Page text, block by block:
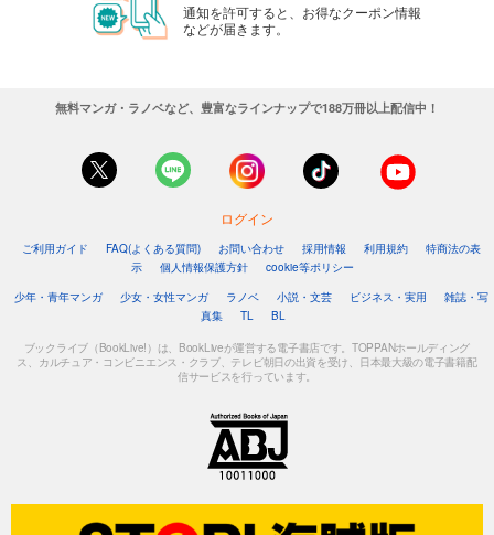
通知を許可すると、お得なクーポン情報
などが届きます。
無料マンガ・ラノベなど、豊富なラインナップで188万冊以上配信中！
ログイン
ご利用ガイド FAQ(よくある質問) お問い合わせ 採用情報 利用規約
特商法の表
示
個人情報保護方針
cookie等ポリシー
少年・青年マンガ
少女・女性マンガ ラノベ 小説・文芸 ビジネス・実用
雑誌・写
真集
TL BL
ブックライブ（BookLive!）は、BookLiveが運営する電子書店です。TOPPANホールディング
ス、カルチュア・コンビニエンス・クラブ、テレビ朝日の出資を受け、日本最大級の電子書籍配
信サービスを行っています。